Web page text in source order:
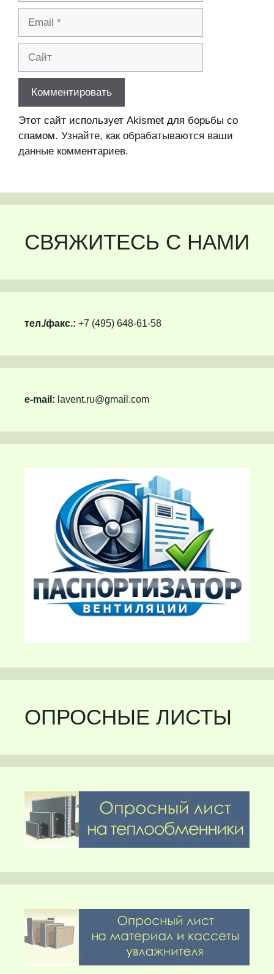
Этот сайт использует Akismet для борьбы со
спамом. Узнайте, как обрабатываются ваши
данные комментариев.
СВЯЖИТЕСЬ С НАМИ
тел./факс.: +7 (495) 648-61-58
e-mail: lavent.ru@gmail.com
ОПРОСНЫЕ ЛИСТЫ